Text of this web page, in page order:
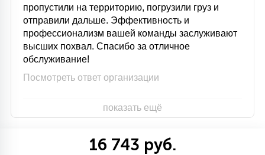
пропустили на территорию, погрузили груз и
отправили дальше. Эффективность и
профессионализм вашей команды заслуживают
высших похвал. Спасибо за отличное
обслуживание!
Посмотреть ответ организации
показать ещё
16 743 руб.